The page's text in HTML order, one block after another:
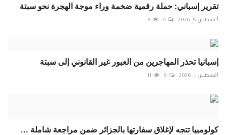
تقرير إسباني: حملة رقمية ضخمة وراء موجة الهجرة نحو سبتة
أغسطس 5, 2026 0
8
إسبانيا تحذر المهاجرين من العبور غير القانوني إلى سبتة
أغسطس 1, 2026 0
11
كولومبيا تتجه لإغلاق سفارتها بالجزائر ضمن مراجعة شاملة ...